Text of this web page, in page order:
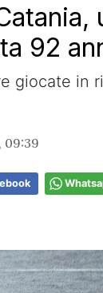
92
giocate in
09:39